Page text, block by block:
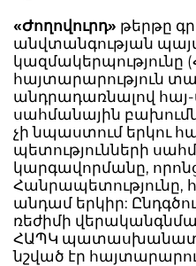
«Ժողովուրդ» թերթը
անվտանգության
կազմակերպությունը
հայտարարություն
անդրադառնալով
սահմանային
չի նպաստում երկու
պետությունների
կարգավորմանը,
Հանրապետությունը,
անդամ երկիր:
ռեժիմի
ՀԱՊԿ
նշված էր